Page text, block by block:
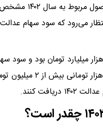
هنوز مبلغ